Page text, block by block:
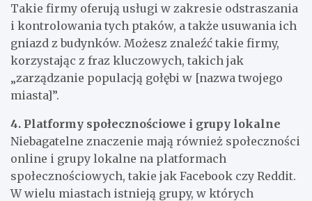
Takie firmy oferują usługi w zakresie odstraszania
i kontrolowania tych ptaków, a także usuwania ich
gniazd z budynków. Możesz znaleźć takie firmy,
korzystając z fraz kluczowych, takich jak
„zarządzanie populacją gołębi w [nazwa twojego
miasta]”.
4. Platformy społecznościowe i grupy lokalne
Niebagatelne znaczenie mają również społeczności
online i grupy lokalne na platformach
społecznościowych, takie jak Facebook czy Reddit.
W wielu miastach istnieją grupy, w których